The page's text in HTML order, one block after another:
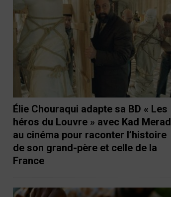
Élie Chouraqui adapte sa BD « Les
héros du Louvre » avec Kad Merad
au cinéma pour raconter l’histoire
de son grand-père et celle de la
France